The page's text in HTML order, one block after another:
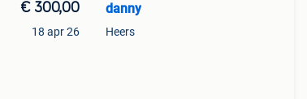
€ 300,00
18 apr 26
danny
Heers